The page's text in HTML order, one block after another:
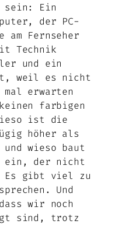
sein: Ein
der PC-
am Fernseher
Technik
und ein
weil es nicht
erwarten
farbigen
ist die
höher als
wieso baut
ein, der nicht
Es gibt viel zu
Und
wir noch
sind, trotz